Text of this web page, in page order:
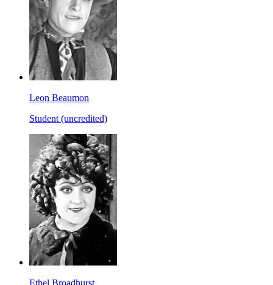
Leon Beaumon
Student (uncredited)